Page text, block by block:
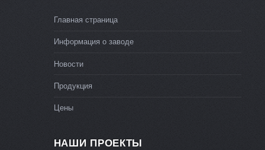
Главная страница
Информация о заводе
Новости
Продукция
Цены
НАШИ ПРОЕКТЫ